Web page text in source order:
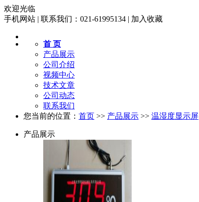
欢迎光临
手机网站 | 联系我们：021-61995134 | 加入收藏
首 页
产品展示
公司介绍
视频中心
技术文章
公司动态
联系我们
您当前的位置： 首页 >> 产品展示 >> 温湿度显示屏
产品展示